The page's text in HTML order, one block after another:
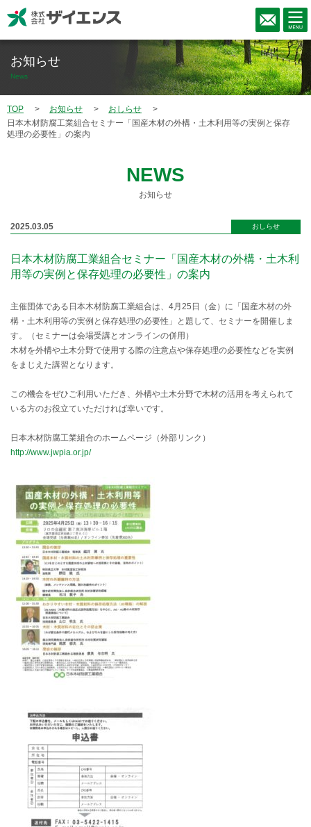
お知らせ
News
TOP お知らせ
おしらせ
日本木材防腐工業組合セミナー「国産木材の外構・土木利用等の実例と保存
処理の必要性」の案内
NEWS
お知らせ
2025.03.05 おしらせ
日本木材防腐工業組合セミナー「国産木材の外構・土木利
用等の実例と保存処理の必要性」の案内
主催団体である日本木材防腐工業組合は、4月25日（金）に「国産木材の外
構・土木利用等の実例と保存処理の必要性」と題して、セミナーを開催しま
す。（セミナーは会場受講とオンラインの併用）
木材を外構や土木分野で使用する際の注意点や保存処理の必要性などを実例
をまじえた講習となります。
この機会をぜひご利用いただき、外構や土木分野で木材の活用を考えられて
いる方のお役立ていただければ幸いです。
日本木材防腐工業組合のホームページ（外部リンク）
http://www.jwpia.or.jp/